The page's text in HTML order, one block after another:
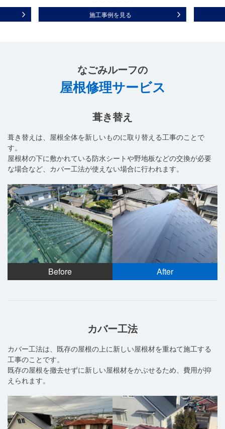
施工事例を見る
なごみルーフの
屋根修理サービス
葺き替え
葺き替えは、屋根全体を新しいものに取り替える工事のことで
す。
屋根材の下に敷かれている防水シートや野地板などの交換が必要
な場合など、カバー工法が使えない場合に行われます。
Before After
カバー工法
カバー工法は、既存の屋根の上に新しい屋根材を重ねて施工する
工事のことです。
既存の屋根を撤去せずに新しい屋根材をかぶせるため、費用が抑
えられます。